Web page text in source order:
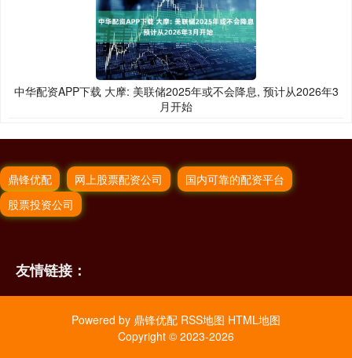
中华配资APP下载 大摩: 美联储2025年或不会降息, 预计从2026年3
月开始
鼎锋优配 网上股票配资公司
国内可靠的配资平台
股票投资公司
友情链接：
Powered by 鼎锋优配 RSS地图 HTML地图
Copyright © 2023-2026